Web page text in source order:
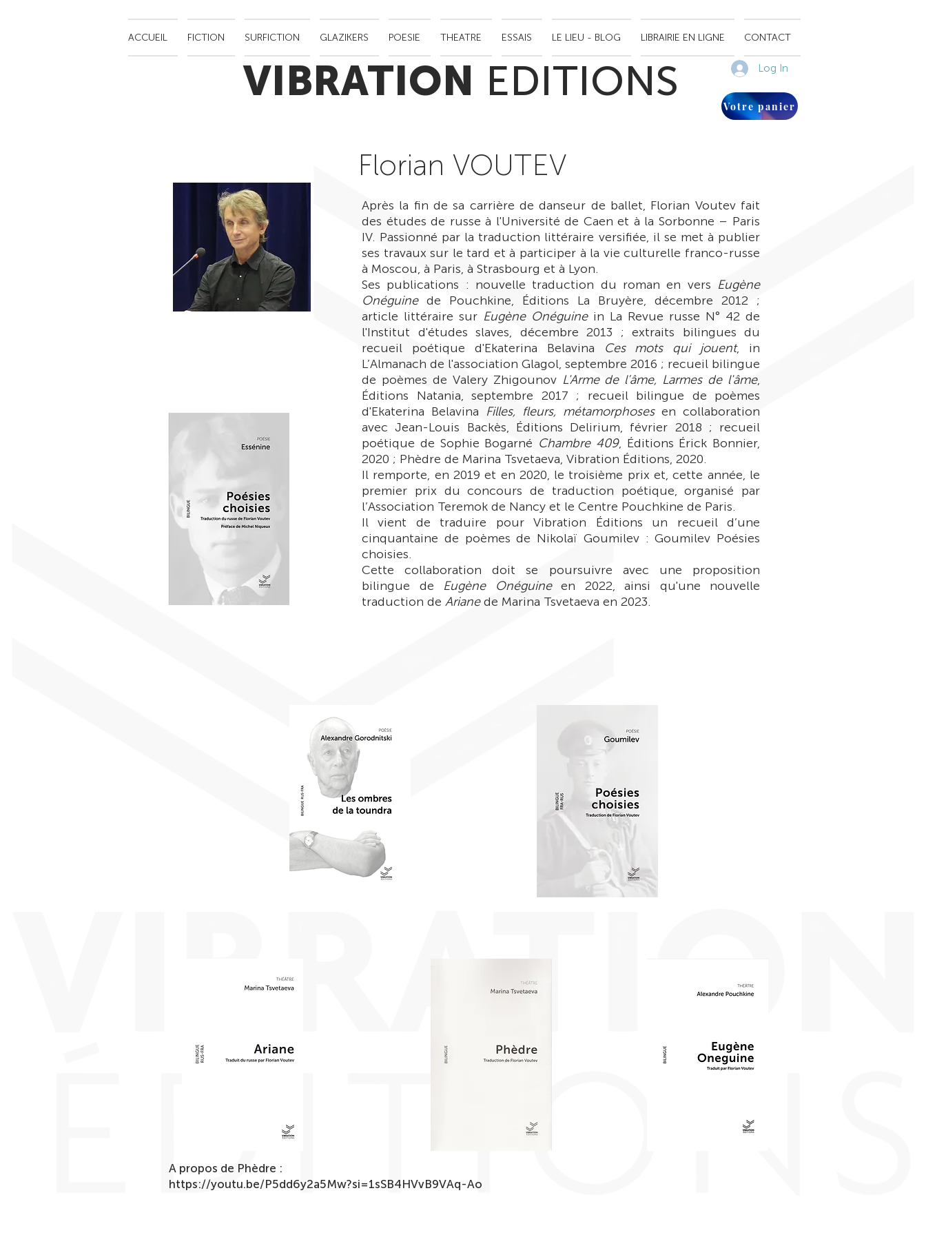
ACCUEIL FICTION SURFICTION GLAZIKERS POESIE THEATRE ESSAIS LE LIEU - BLOG LIBRAIRIE EN LIGNE CONTACT
VIBRATION EDITIONS Log In
Votre panier
Florian VOUTEV
Après la fin de sa carrière de danseur de ballet, Florian Voutev fait
des études de russe à l'Université de Caen et à la Sorbonne – Paris
IV. Passionné par la traduction littéraire versifiée, il se met à publier
ses travaux sur le tard et à participer à la vie culturelle franco-russe
à Moscou, à Paris, à Strasbourg et à Lyon.
Ses publications : nouvelle traduction du roman en vers Eugène
Onéguinede Pouchkine, Éditions La Bruyère, décembre 2012 ;
article littéraire sur Eugène Onéguinein La Revue russe N° 42 de
l'Institut d'études slaves, décembre 2013 ; extraits bilingues du
recueil poétique d'Ekaterina Belavina
Ces mots qui jouent, in
L’Almanach de l'association Glagol, septembre 2016 ; recueil bilingue
de poèmes de Valery Zhigounov L'Arme de l’âme, Larmes de l'âme,
Éditions Natania, septembre 2017 ; recueil bilingue de poèmes
d'Ekaterina Belavina Filles, fleurs, métamorphosesen collaboration
avec Jean-Louis Backès, Éditions Delirium, février 2018 ; recueil
poétique de Sophie Bogarné Chambre 409, Éditions Érick Bonnier,
2020 ; Phèdre de Marina Tsvetaeva, Vibration Éditions, 2020.
Il remporte, en 2019 et en 2020, le troisième prix et, cette année, le
premier prix du concours de traduction poétique, organisé par
l’Association Teremok de Nancy et le Centre Pouchkine de Paris.
Il vient de traduire pour Vibration Éditions un recueil d’une
cinquantaine de poèmes de Nikolaï Goumilev : Goumilev Poésies
choisies.
Cette collaboration doit se poursuivre avec une proposition
bilingue de Eugène Onéguineen 2022, ainsi qu'une nouvelle
traduction de Arianede Marina Tsvetaeva en 2023.
A propos de Phèdre :
https://youtu.be/P5dd6y2a5Mw?si=1sSB4HVvB9VAq-Ao